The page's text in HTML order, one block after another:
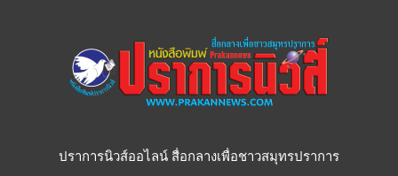
ปราการนิวส์ออไลน์ สื่อกลางเพื่อชาวสมุทรปราการ